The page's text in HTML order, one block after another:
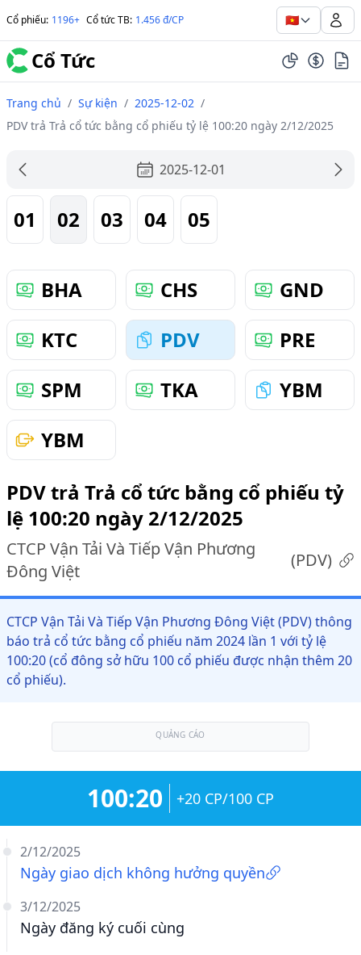
Cổ phiếu: 1196+ Cổ tức TB: 1.456 đ/CP 🇻🇳
Cổ Tức
Trang chủ / Sự kiện / 2025-12-02 /
PDV trả Trả cổ tức bằng cổ phiếu tỷ lệ 100:20 ngày 2/12/2025
2025-12-01
01 02 03 04 05
BHA CHS
GND
KTC
PDV
PRE
SPM
TKA
YBM
YBM
PDV trả Trả cổ tức bằng cổ phiếu tỷ
lệ 100:20 ngày 2/12/2025
CTCP Vận Tải Và Tiếp Vận Phương
Đông Việt
(PDV)
CTCP Vận Tải Và Tiếp Vận Phương Đông Việt (PDV) thông
báo trả cổ tức bằng cổ phiếu năm 2024 lần 1 với tỷ lệ
100:20 (cổ đông sở hữu 100 cổ phiếu được nhận thêm 20
cổ phiếu).
QUẢNG CÁO
2/12/2025
Ngày giao dịch không hưởng quyền
3/12/2025
Ngày đăng ký cuối cùng
100:20 +20 CP/100 CP